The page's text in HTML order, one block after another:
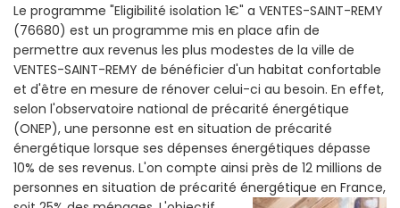
Le programme "Eligibilité isolation 1€" a VENTES-SAINT-REMY
(76680) est un programme mis en place afin de
permettre aux revenus les plus modestes de la ville de
VENTES-SAINT-REMY de bénéficier d'un habitat confortable
et d'être en mesure de rénover celui-ci au besoin. En effet,
selon l'observatoire national de précarité énergétique
(ONEP), une personne est en situation de précarité
énergétique lorsque ses dépenses énergétiques dépasse
10% de ses revenus. L'on compte ainsi près de 12 millions de
personnes en situation de précarité énergétique en France,